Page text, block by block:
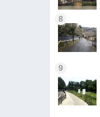
8
9